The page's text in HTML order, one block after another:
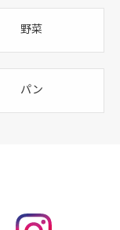
野菜
パン